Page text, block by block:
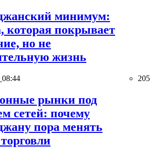
минимум:
которая покрывает
но не
жизнь
08:44 205
рынки под
сетей: почему
пора менять